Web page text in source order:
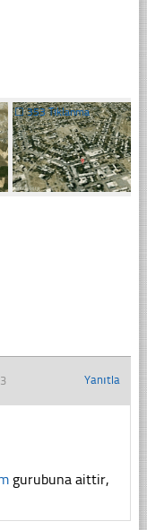
☐353 Tıklanma
Yanıtla
gurubuna aittir,